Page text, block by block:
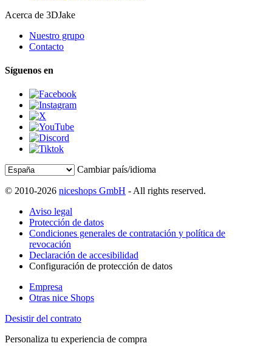
Acerca de 3DJake
Nuestro grupo
Contacto
Síguenos en
Cambiar país/idioma
© 2010-2026 niceshops GmbH - All rights reserved.
Aviso legal
Protección de datos
Condiciones generales de contratación y política de
revocación
Declaración de accesibilidad
Configuración de protección de datos
Empresa
Otras nice Shops
Desistir del contrato
Personaliza tu experiencia de compra